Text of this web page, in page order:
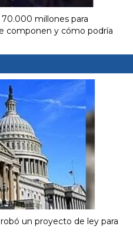
millones para
componen y cómo podría
un proyecto de ley para